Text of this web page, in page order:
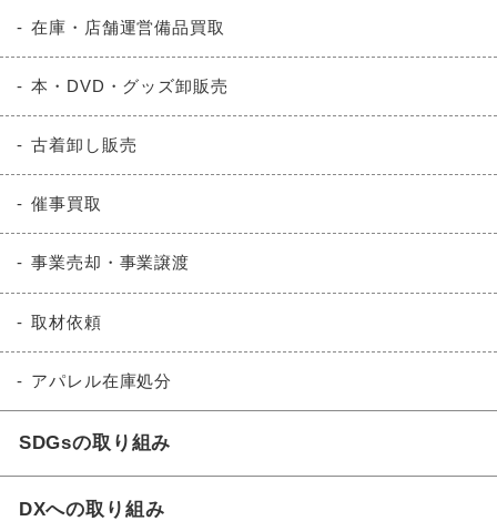
在庫・店舗運営備品買取
本・DVD・グッズ卸販売
古着卸し販売
催事買取
事業売却・事業譲渡
取材依頼
アパレル在庫処分
SDGsの取り組み
DXへの取り組み